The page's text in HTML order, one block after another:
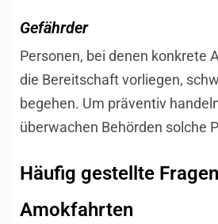
Gefährder
Personen, bei denen konkrete
die Bereitschaft vorliegen,
begehen. Um präventiv
überwachen Behörden solche
Häufig gestellte
Amokfahrten